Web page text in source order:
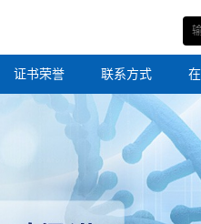
证书荣誉 联系方式